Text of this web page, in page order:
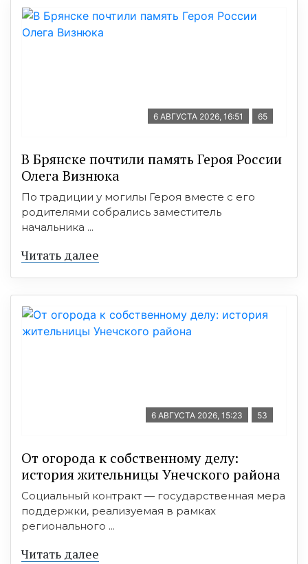
6 АВГУСТА 2026, 16:51 65
В Брянске почтили память Героя России
Олега Визнюка
По традиции у могилы Героя вместе с его
родителями собрались заместитель
начальника ...
Читать далее
6 АВГУСТА 2026, 15:23 53
От огорода к собственному делу:
история жительницы Унечского района
Социальный контракт — государственная мера
поддержки, реализуемая в рамках
регионального ...
Читать далее